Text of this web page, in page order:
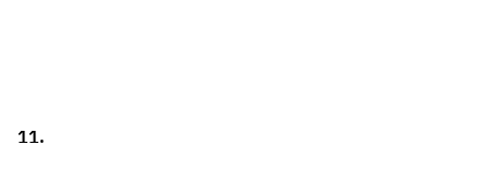
11.